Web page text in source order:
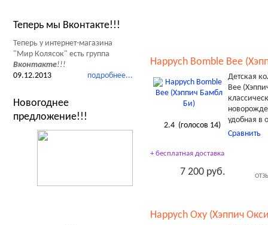
Happych Bomble Bee
2.4(голосов 14)
Детская
Bee
удобная в
Сравнить
+ бесплатная доставка
7 200 руб.
Happych Oxy (Хэппич
Теперь мы Вконтакте!!!
Теперь у интернет-магазина
"Мир Колясок" есть группа
Вконтакте!!!
подробнее...
09.12.2013
Новогоднее
предложение!!!